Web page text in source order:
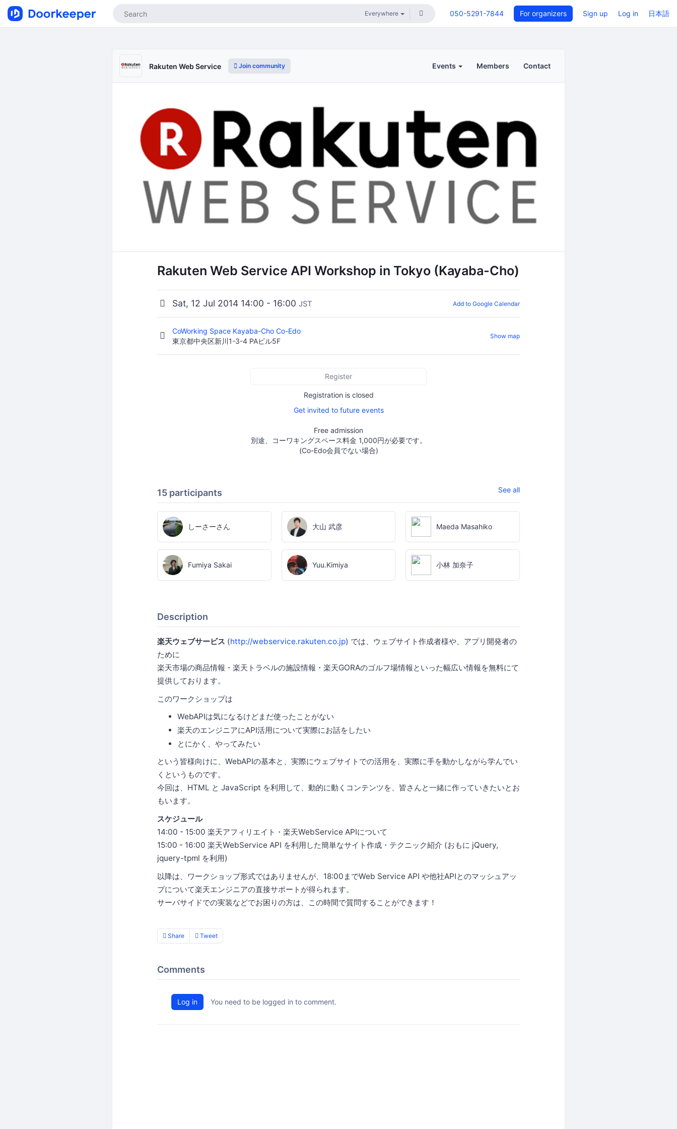
050-5291-7844 For organizers Sign up Log in 日本語
Rakuten Web Service Join community Events Members Contact
Rakuten Web Service API Workshop in Tokyo (Kayaba-Cho)
Sat, 12 Jul 2014 14:00 - 16:00 JST Add to Google Calendar
CoWorking Space Kayaba-Cho Co-Edo
東京都中央区新川1-3-4 PAビル5F
Show map
Register
Registration is closed
Get invited to future events
Free admission
別途、コーワキングスペース料金 1,000円が必要です。
(Co-Edo会員でない場合)
15 participants See all
しーさーさん 大山 武彦 Maeda Masahiko
Fumiya Sakai Yuu.Kimiya 小林 加奈子
Description
楽天ウェブサービス (http://webservice.rakuten.co.jp) では、ウェブサイト作成者様や、アプリ開発者の
ために
楽天市場の商品情報・楽天トラベルの施設情報・楽天GORAのゴルフ場情報といった幅広い情報を無料にて
提供しております。
このワークショップは
WebAPIは気になるけどまだ使ったことがない
楽天のエンジニアにAPI活用について実際にお話をしたい
とにかく、やってみたい
という皆様向けに、WebAPIの基本と、実際にウェブサイトでの活用を、実際に手を動かしながら学んでい
くというものです。
今回は、HTML と JavaScript を利用して、動的に動くコンテンツを、皆さんと一緒に作っていきたいとお
もいます。
スケジュール
14:00 - 15:00 楽天アフィリエイト・楽天WebService APIについて
15:00 - 16:00 楽天WebService API を利用した簡単なサイト作成・テクニック紹介 (おもに jQuery,
jquery-tpml を利用)
以降は、ワークショップ形式ではありませんが、18:00までWeb Service API や他社APIとのマッシュアッ
プについて楽天エンジニアの直接サポートが得られます。
サーバサイドでの実装などでお困りの方は、この時間で質問することができます！
Share Tweet
Comments
Log in You need to be logged in to comment.